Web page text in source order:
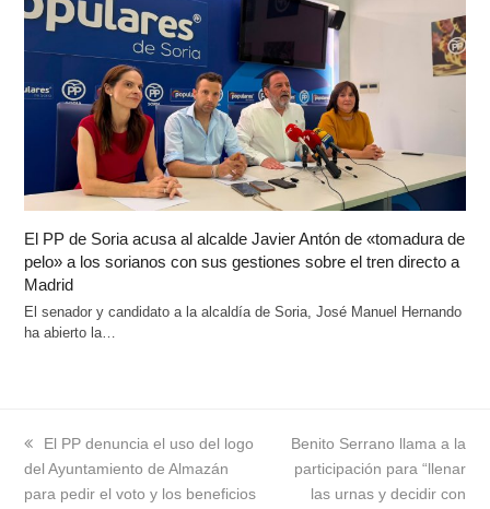
El PP de Soria acusa al alcalde Javier Antón de «tomadura de
pelo» a los sorianos con sus gestiones sobre el tren directo a
Madrid
El senador y candidato a la alcaldía de Soria, José Manuel Hernando
ha abierto la…
previous
post:
El PP denuncia el uso del logo
del Ayuntamiento de Almazán
para pedir el voto y los beneficios
next
post:
Benito Serrano llama a la
participación para “llenar
las urnas y decidir con